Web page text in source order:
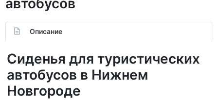
Описание
Сиденья для туристических
автобусов в Нижнем
Новгороде